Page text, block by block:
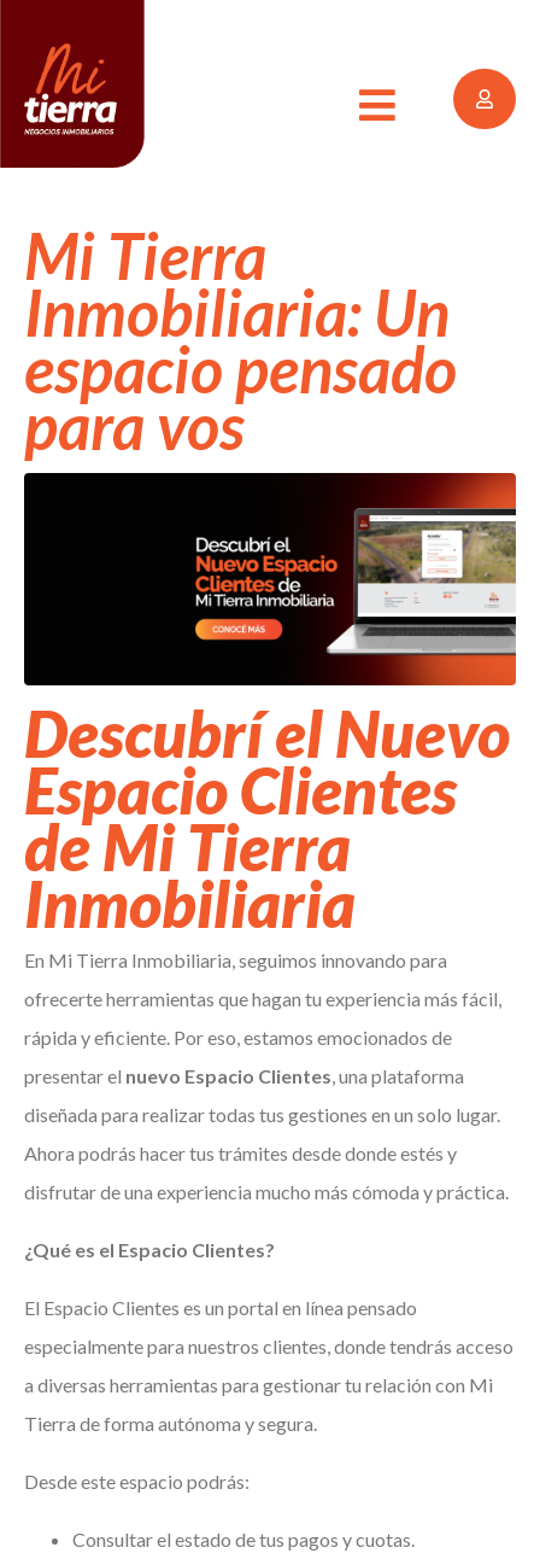
Mi Tierra
Inmobiliaria: Un
espacio pensado
para vos
Descubrí el Nuevo
Espacio Clientes
de Mi Tierra
Inmobiliaria
En Mi Tierra Inmobiliaria, seguimos innovando para
ofrecerte herramientas que hagan tu experiencia más fácil,
rápida y eficiente. Por eso, estamos emocionados de
presentar el nuevo Espacio Clientes, una plataforma
diseñada para realizar todas tus gestiones en un solo lugar.
Ahora podrás hacer tus trámites desde donde estés y
disfrutar de una experiencia mucho más cómoda y práctica.
¿Qué es el Espacio Clientes?
El Espacio Clientes es un portal en línea pensado
especialmente para nuestros clientes, donde tendrás acceso
a diversas herramientas para gestionar tu relación con Mi
Tierra de forma autónoma y segura.
Desde este espacio podrás:
Consultar el estado de tus pagos y cuotas.